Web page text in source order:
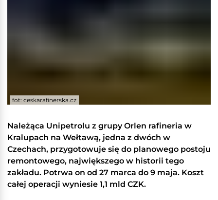
fot: ceskarafinerska.cz
Należąca Unipetrolu z grupy Orlen rafineria w
Kralupach na Wełtawą, jedna z dwóch w
Czechach, przygotowuje się do planowego postoju
remontowego, największego w historii tego
zakładu. Potrwa on od 27 marca do 9 maja. Koszt
całej operacji wyniesie 1,1 mld CZK.